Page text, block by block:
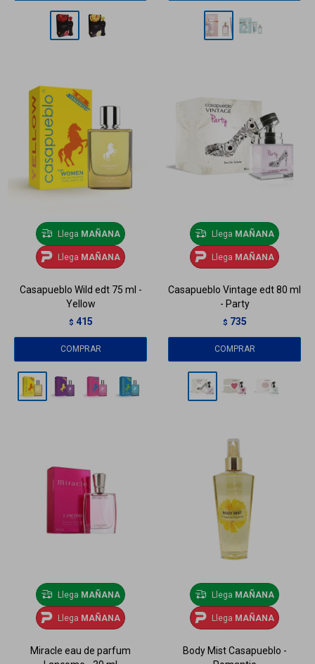
Llega MAÑANA
Llega MAÑANA
Casapueblo Wild edt 75 ml -
Yellow
$ 415
Llega MAÑANA
Llega MAÑANA
Casapueblo Vintage edt 80 ml
- Party
$ 735
Llega MAÑANA
Llega MAÑANA
Miracle eau de parfum
Llega MAÑANA
Llega MAÑANA
Body Mist Casapueblo -